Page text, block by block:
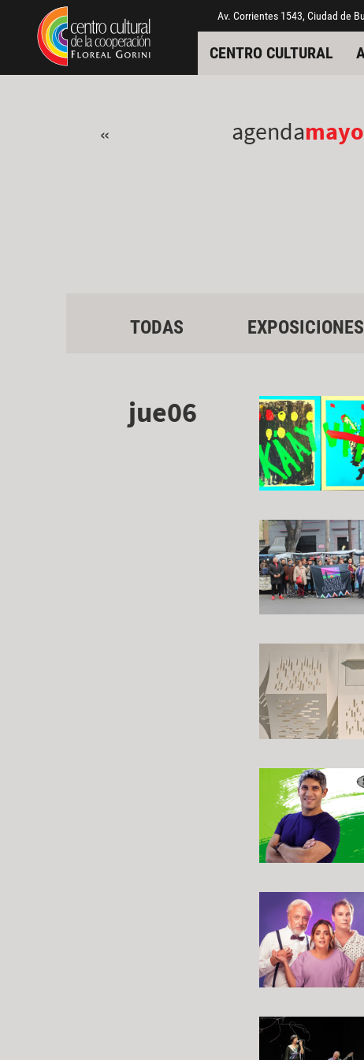
Pasar al contenido principal
Jump to main content Av. Corrientes 1543, Ciudad de
CENTRO CULTURAL
« agendamayo
TODAS EXPOSICIONES
jue06